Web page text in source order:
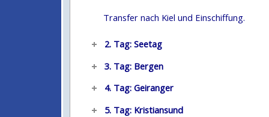
Transfer nach Kiel und Einschiffung.
2. Tag: Seetag
3. Tag: Bergen
4. Tag: Geiranger
5. Tag: Kristiansund